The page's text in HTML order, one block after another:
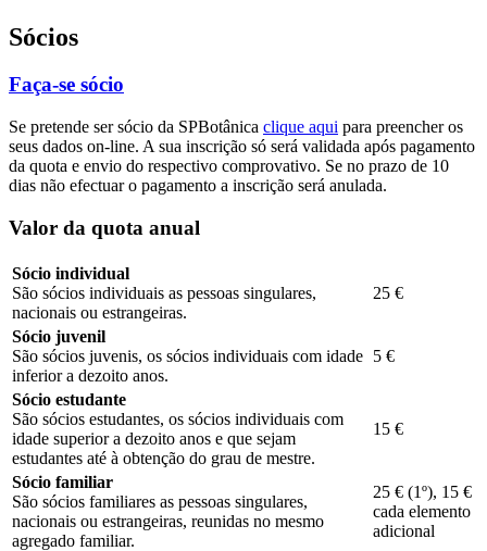
Sócios
Faça-se sócio
Se pretende ser sócio da SPBotânica clique aqui para preencher os
seus dados on-line. A sua inscrição só será validada após pagamento
da quota e envio do respectivo comprovativo. Se no prazo de 10
dias não efectuar o pagamento a inscrição será anulada.
Valor da quota anual
Sócio individual
São sócios individuais as pessoas singulares,
nacionais ou estrangeiras.
25 €
Sócio juvenil
São sócios juvenis, os sócios individuais com idade
inferior a dezoito anos.
5 €
Sócio estudante
São sócios estudantes, os sócios individuais com
idade superior a dezoito anos e que sejam
estudantes até à obtenção do grau de mestre.
15 €
Sócio familiar
São sócios familiares as pessoas singulares,
nacionais ou estrangeiras, reunidas no mesmo
agregado familiar.
25 € (1º), 15 €
cada elemento
adicional